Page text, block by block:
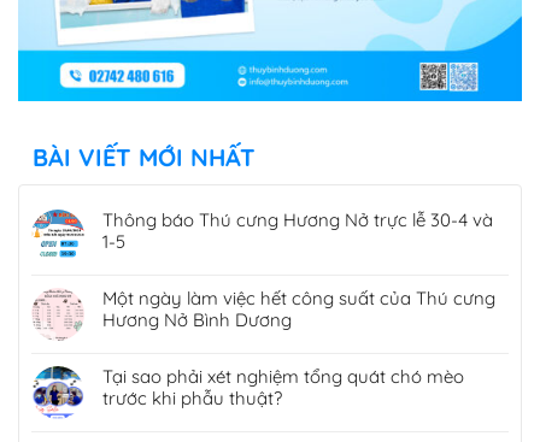
BÀI VIẾT MỚI NHẤT
Thông báo Thú cưng Hương Nở trực lễ 30-4 và
1-5
Một ngày làm việc hết công suất của Thú cưng
Hương Nở Bình Dương
Tại sao phải xét nghiệm tổng quát chó mèo
trước khi phẫu thuật?